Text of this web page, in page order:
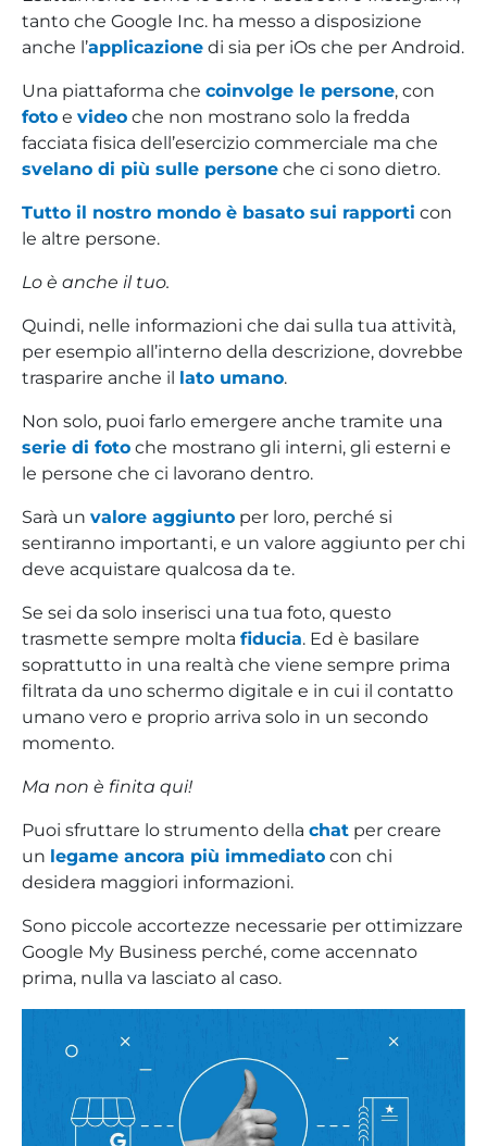
tanto che Google Inc. ha messo a disposizione
anche l’applicazione di sia per iOs che per Android.
Una piattaforma che coinvolge le persone, con
foto e video che non mostrano solo la fredda
facciata fisica dell’esercizio commerciale ma che
svelano di più sulle persone che ci sono dietro.
Tutto il nostro mondo è basato sui rapporti con
le altre persone.
Lo è anche il tuo.
Quindi, nelle informazioni che dai sulla tua attività,
per esempio all’interno della descrizione, dovrebbe
trasparire anche il lato umano.
Non solo, puoi farlo emergere anche tramite una
serie di foto che mostrano gli interni, gli esterni e
le persone che ci lavorano dentro.
Sarà un valore aggiunto per loro, perché si
sentiranno importanti, e un valore aggiunto per chi
deve acquistare qualcosa da te.
Se sei da solo inserisci una tua foto, questo
trasmette sempre molta fiducia. Ed è basilare
soprattutto in una realtà che viene sempre prima
filtrata da uno schermo digitale e in cui il contatto
umano vero e proprio arriva solo in un secondo
momento.
Ma non è finita qui!
Puoi sfruttare lo strumento della chat per creare
un legame ancora più immediato con chi
desidera maggiori informazioni.
Sono piccole accortezze necessarie per ottimizzare
Google My Business perché, come accennato
prima, nulla va lasciato al caso.